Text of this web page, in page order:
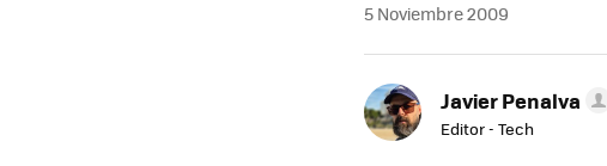
5 Noviembre 2009
Javier Penalva
Editor - Tech